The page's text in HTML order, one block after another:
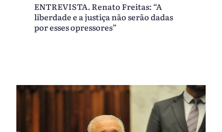
ENTREVISTA. Renato Freitas: “A
liberdade e a justiça não serão dadas
por esses opressores”